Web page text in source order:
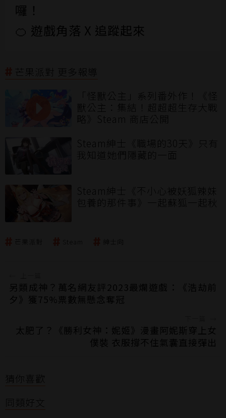
囉！
🍊 遊戲角落 X 追蹤起來
芒果派對 更多報導
「怪獸公主」系列番外作！《怪
獸公主：集結！超超超生存大戰
略》Steam 商店公開
Steam紳士《職場的30天》只有
我知道她們隱藏的一面
Steam紳士《不小心被妖狐辣妹
包養的那件事》一起蘇狐一起秋
芒果派對 紳士向
另類成神？萬名網友評2023最爛遊戲：《浩劫前
夕》獲75%票數無懸念奪冠
太肥了？《勝利女神：妮姬》漫畫阿妮斯穿上女
僕裝 衣服撐不住氣囊直接彈出
猜你喜歡
同類好文